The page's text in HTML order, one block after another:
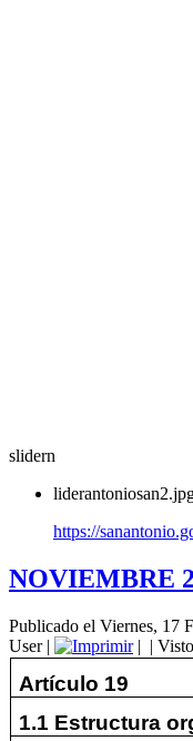
slidern
https://
NOVIEMBRE
Publicado el Viernes, 17
User| | |
Artículo 19
1.1 Estructura